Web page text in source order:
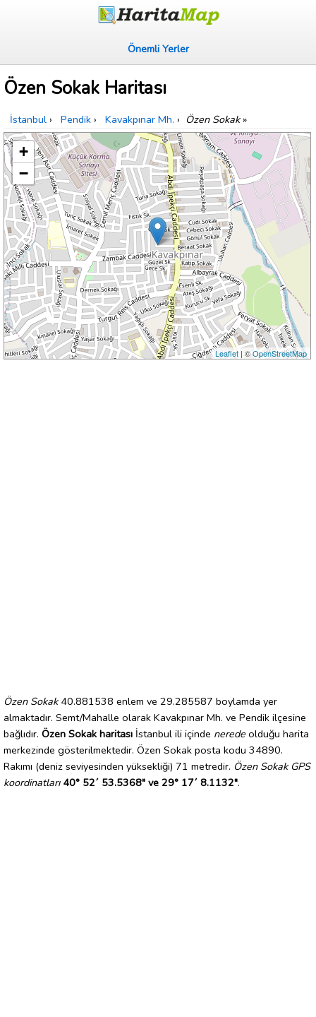
Önemli Yerler
Özen Sokak Haritası
İstanbul › Pendik › Kavakpınar Mh. › Özen Sokak»
+
−
Leaflet| ©OpenStreetMap
Özen Sokak40.881538 enlem ve 29.285587 boylamda yer
almaktadır. Semt/Mahalle olarak Kavakpınar Mh. ve Pendik ilçesine
bağlıdır. Özen Sokak haritası İstanbul ili içinde nerede olduğu harita
merkezinde gösterilmektedir. Özen Sokak posta kodu 34890.
Rakımı (deniz seviyesinden yüksekliği) 71 metredir. Özen Sokak GPS
koordinatları 40° 52´ 53.5368" ve 29° 17´ 8.1132".